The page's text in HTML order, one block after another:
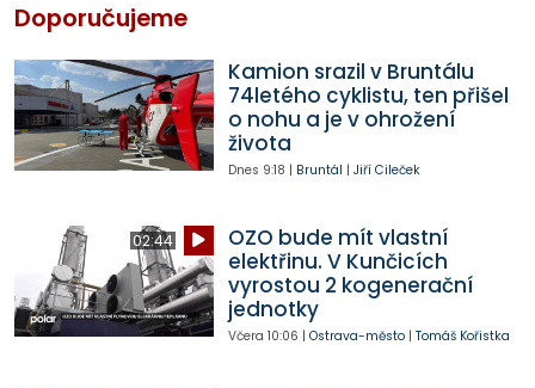
Doporučujeme
Kamion srazil v Bruntálu
74letého cyklistu, ten přišel
o nohu a je v ohrožení
života
Dnes 9:18 | Bruntál | Jiří Cileček
02:44
OZO bude mít vlastní
elektřinu. V Kunčicích
vyrostou 2 kogenerační
jednotky
Včera 10:06 | Ostrava-město| Tomáš Kořistka